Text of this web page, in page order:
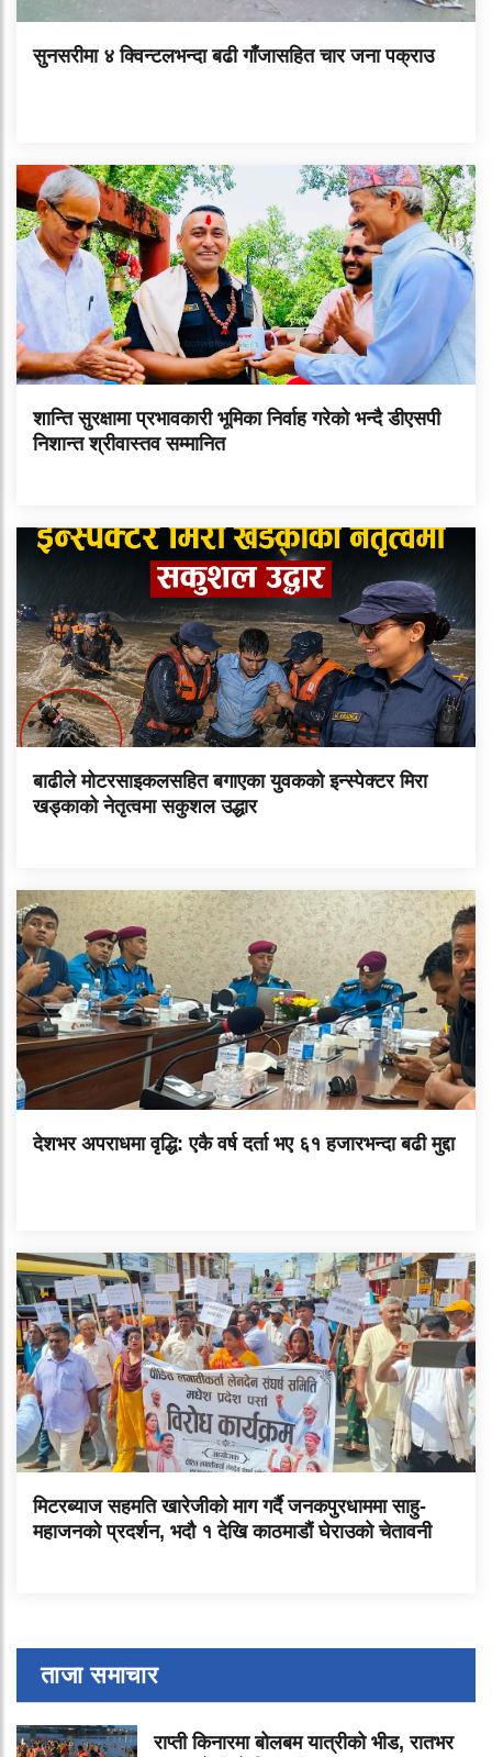
सुनसरीमा ४ क्विन्टलभन्दा बढी गाँजासहित चार जना पक्राउ
शान्ति सुरक्षामा प्रभावकारी भूमिका निर्वाह गरेको भन्दै डीएसपी
निशान्त श्रीवास्तव सम्मानित
बाढीले मोटरसाइकलसहित बगाएका युवकको इन्स्पेक्टर मिरा
खड्काको नेतृत्वमा सकुशल उद्धार
देशभर अपराधमा वृद्धि: एकै वर्ष दर्ता भए ६१ हजारभन्दा बढी मुद्दा
मिटरब्याज सहमति खारेजीको माग गर्दै जनकपुरधाममा साहु-
महाजनको प्रदर्शन, भदौ १ देखि काठमाडौं घेराउको चेतावनी
ताजा समाचार
राप्ती किनारमा बोलबम यात्रीको भीड, रातभर